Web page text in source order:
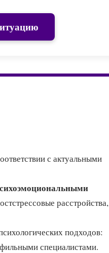
с актуальными
расстройства,
подходов:
специалистами.